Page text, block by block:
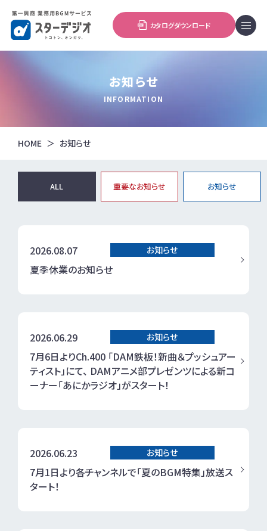
カタログダウンロード
お知らせ
INFORMATION
HOME お知らせ
ALL 重要なお知らせ お知らせ
お知らせ
2026.08.07
夏季休業のお知らせ
お知らせ
2026.06.29
7月6日よりCh.400 「DAM鉄板！新曲＆プッシュアー
ティスト」にて、 DAMアニメ部プレゼンツによる新コ
ーナー「あにかラジオ」がスタート！
お知らせ
2026.06.23
7月1日より各チャンネルで「夏のBGM特集」放送ス
タート！